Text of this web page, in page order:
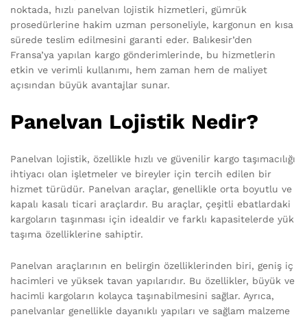
noktada, hızlı panelvan lojistik hizmetleri, gümrük
prosedürlerine hakim uzman personeliyle, kargonun en kısa
sürede teslim edilmesini garanti eder. Balıkesir’den
Fransa’ya yapılan kargo gönderimlerinde, bu hizmetlerin
etkin ve verimli kullanımı, hem zaman hem de maliyet
açısından büyük avantajlar sunar.
Panelvan Lojistik Nedir?
Panelvan lojistik, özellikle hızlı ve güvenilir kargo taşımacılığı
ihtiyacı olan işletmeler ve bireyler için tercih edilen bir
hizmet türüdür. Panelvan araçlar, genellikle orta boyutlu ve
kapalı kasalı ticari araçlardır. Bu araçlar, çeşitli ebatlardaki
kargoların taşınması için idealdir ve farklı kapasitelerde yük
taşıma özelliklerine sahiptir.
Panelvan araçlarının en belirgin özelliklerinden biri, geniş iç
hacimleri ve yüksek tavan yapılarıdır. Bu özellikler, büyük ve
hacimli kargoların kolayca taşınabilmesini sağlar. Ayrıca,
panelvanlar genellikle dayanıklı yapıları ve sağlam malzeme